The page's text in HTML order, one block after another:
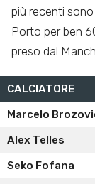
più recenti
Porto per ben
preso dal
CALCIATORE
Marcelo
Alex Telles
Seko Fofana